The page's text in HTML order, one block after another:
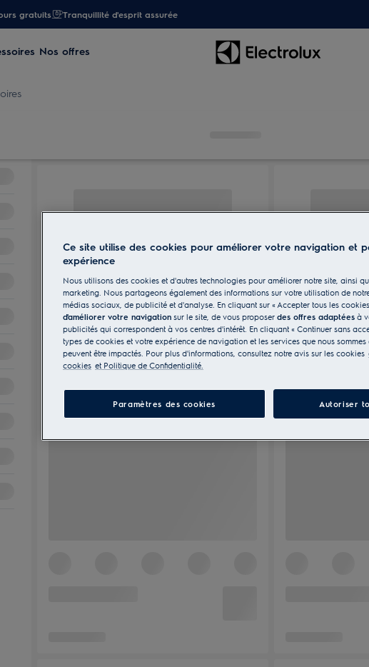
gratuits Tranquillité d'esprit assurée
Nos offres
Ce site utilise des cookies pour améliorer votre navigation et
expérience
Nous utilisons des cookies et d'autres technologies pour améliorer notre site, ainsi
marketing. Nous partageons également des informations sur votre utilisation de
médias sociaux, de publicité et d'analyse. En cliquant sur « Accepter tous les
d'améliorer votre navigation sur le site, de vous proposer des offres adaptées à
publicités qui correspondent à vos centres d'intérêt. En cliquant « Continuer sans
types de cookies et votre expérience de navigation et les services que nous sommes
peuvent être impactés. Pour plus d'informations, consultez notre avis sur les cookies
cookies et Politique de Confidentialité.
Paramètres des cookies Autoriser